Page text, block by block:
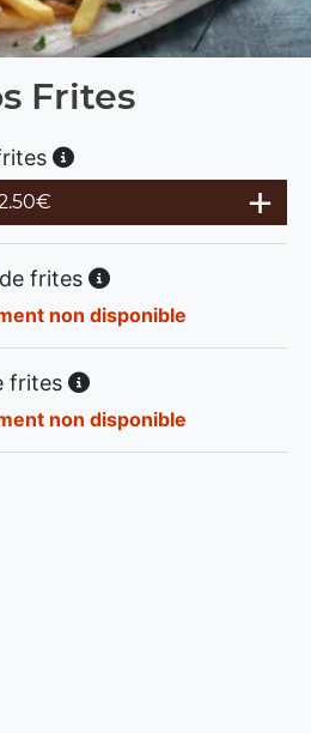
Frites
€
frites
non disponible
frites
non disponible